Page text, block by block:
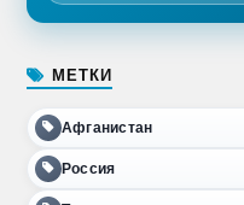
МЕТКИ
Афганистан
Россия